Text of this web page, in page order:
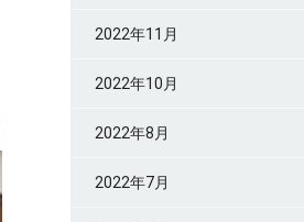
2022年11月
2022年10月
2022年8月
2022年7月